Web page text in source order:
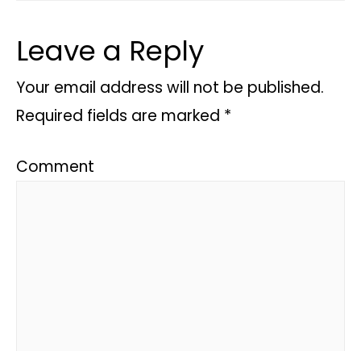
Leave a Reply
Your email address will not be published.
Required fields are marked *
Comment